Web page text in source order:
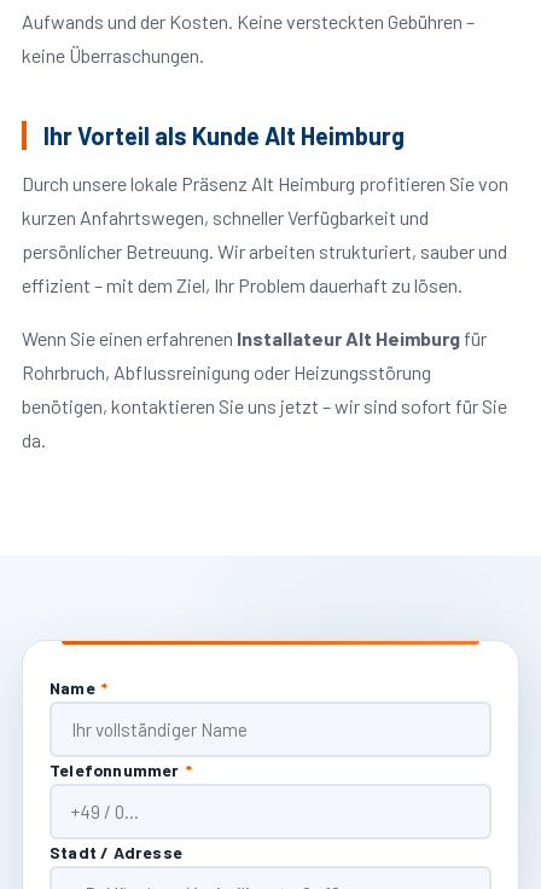
Aufwands und der Kosten. Keine versteckten Gebühren –
keine Überraschungen.
Ihr Vorteil als Kunde Alt Heimburg
Durch unsere lokale Präsenz Alt Heimburg profitieren Sie von
kurzen Anfahrtswegen, schneller Verfügbarkeit und
persönlicher Betreuung. Wir arbeiten strukturiert, sauber und
effizient – mit dem Ziel, Ihr Problem dauerhaft zu lösen.
Wenn Sie einen erfahrenen Installateur Alt Heimburgfür
Rohrbruch, Abflussreinigung oder Heizungsstörung
benötigen, kontaktieren Sie uns jetzt – wir sind sofort für Sie
da.
Name *
Telefonnummer *
Stadt / Adresse